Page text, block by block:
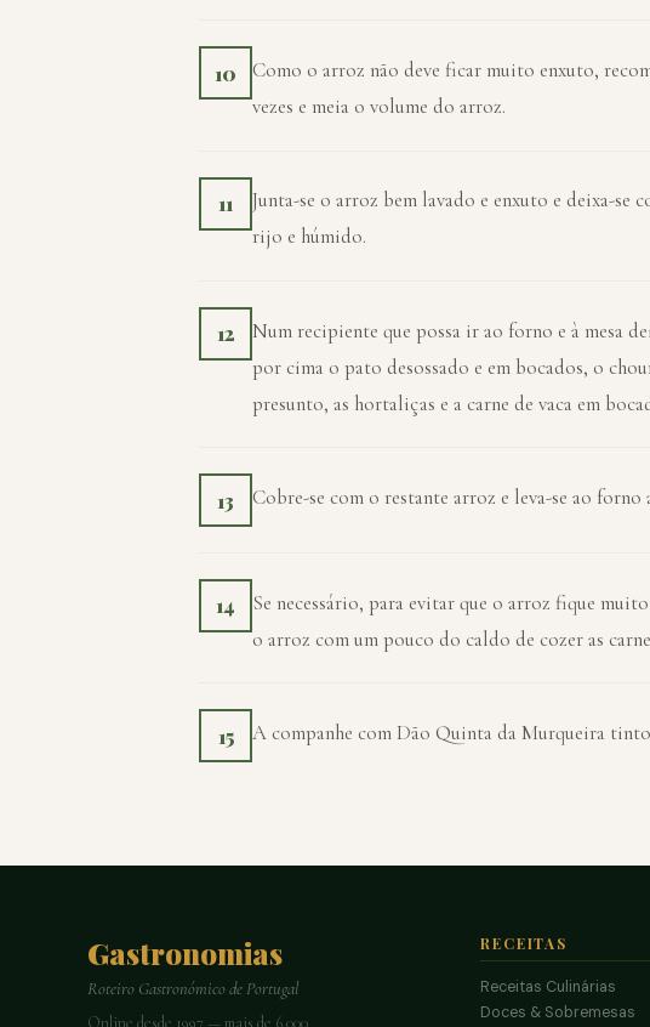
10
Como o arroz não deve ficar muito enxuto,
vezes e meia o volume do arroz.
11
Junta-se o arroz bem lavado e enxuto e deixa-
rijo e húmido.
12
Num recipiente que possa ir ao forno e à mesa
por cima o pato desossado e em bocados, o
presunto, as hortaliças e a carne de vaca em
13 Cobre-se com o restante arroz e leva-se ao forno
14
Se necessário, para evitar que o arroz fique
o arroz com um pouco do caldo de cozer as
15 A companhe com Dão Quinta da Murqueira tinto
Gastronomias
Roteiro Gastronómico de Portugal
RECEITAS
Receitas Culinárias
Doces & Sobremesas